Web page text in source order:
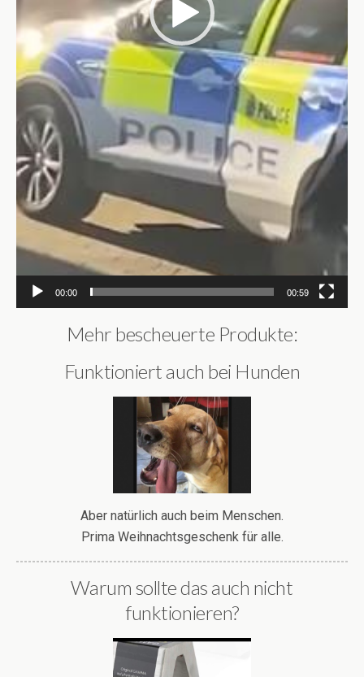
00:00 00:59
Mehr bescheuerte Produkte:
Funktioniert auch bei Hunden
Aber natürlich auch beim Menschen.
Prima Weihnachtsgeschenk für alle.
Warum sollte das auch nicht
funktionieren?